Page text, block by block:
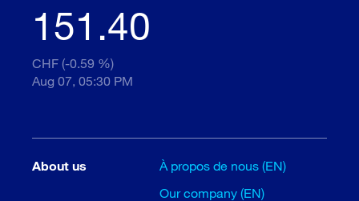
151.40
CHF (-0.59 %)
Aug 07, 05:30 PM
About us
À propos de nous (EN)
Our company (EN)